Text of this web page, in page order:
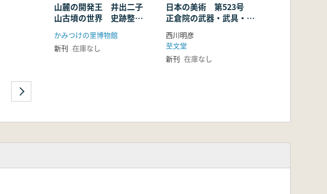
山麓の開発王 井出二子
山古墳の世界 史跡整備
かみつけの里博物館
新刊 在庫なし
日本の美術 第523号
正倉院の武器・武具・馬
西川明彦
至文堂
新刊 在庫なし